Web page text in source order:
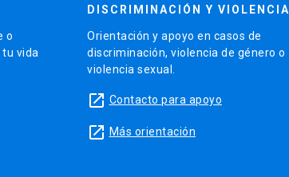
o
vida
DISCRIMINACIÓN Y VIOLENCIA
Orientación y apoyo en casos de
discriminación, violencia de género o
violencia sexual.
launch Contacto para apoyo
launch Más orientación